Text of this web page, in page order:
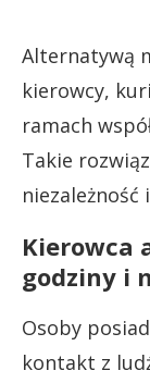
Alternatywą
kierowcy,
ramach
Takie
Kierowca
godziny i
Osoby
kontakt z